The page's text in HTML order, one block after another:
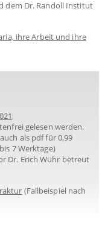
dem Dr. Randoll Institut
ihre Arbeit und ihre
gelesen werden.
als pdf für 0,99
7 Werktage)
Dr. Erich Wühr betreut
(Fallbeispiel nach